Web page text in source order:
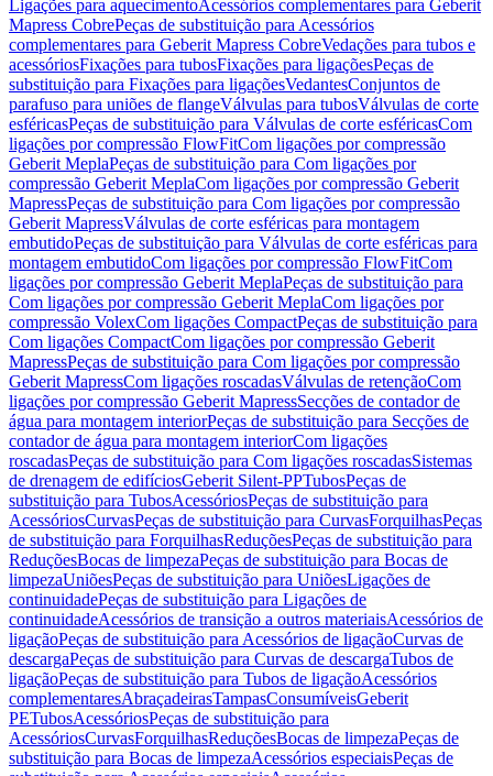
Ligações para aquecimentoAcessórios complementares para Geberit
Mapress CobrePeças de substituição para Acessórios
complementares para Geberit Mapress CobreVedações para tubos e
acessóriosFixações para tubosFixações para ligaçõesPeças de
substituição para Fixações para ligaçõesVedantesConjuntos de
parafuso para uniões de flangeVálvulas para tubosVálvulas de corte
esféricasPeças de substituição para Válvulas de corte esféricasCom
ligações por compressão FlowFitCom ligações por compressão
Geberit MeplaPeças de substituição para Com ligações por
compressão Geberit MeplaCom ligações por compressão Geberit
MapressPeças de substituição para Com ligações por compressão
Geberit MapressVálvulas de corte esféricas para montagem
embutidoPeças de substituição para Válvulas de corte esféricas para
montagem embutidoCom ligações por compressão FlowFitCom
ligações por compressão Geberit MeplaPeças de substituição para
Com ligações por compressão Geberit MeplaCom ligações por
compressão VolexCom ligações CompactPeças de substituição para
Com ligações CompactCom ligações por compressão Geberit
MapressPeças de substituição para Com ligações por compressão
Geberit MapressCom ligações roscadasVálvulas de retençãoCom
ligações por compressão Geberit MapressSecções de contador de
água para montagem interiorPeças de substituição para Secções de
contador de água para montagem interiorCom ligações
roscadasPeças de substituição para Com ligações roscadasSistemas
de drenagem de edifíciosGeberit Silent-PPTubosPeças de
substituição para TubosAcessóriosPeças de substituição para
AcessóriosCurvasPeças de substituição para CurvasForquilhasPeças
de substituição para ForquilhasReduçõesPeças de substituição para
ReduçõesBocas de limpezaPeças de substituição para Bocas de
limpezaUniõesPeças de substituição para UniõesLigações de
continuidadePeças de substituição para Ligações de
continuidadeAcessórios de transição a outros materiaisAcessórios de
ligaçãoPeças de substituição para Acessórios de ligaçãoCurvas de
descargaPeças de substituição para Curvas de descargaTubos de
ligaçãoPeças de substituição para Tubos de ligaçãoAcessórios
complementaresAbraçadeirasTampasConsumíveisGeberit
PETubosAcessóriosPeças de substituição para
AcessóriosCurvasForquilhasReduçõesBocas de limpezaPeças de
substituição para Bocas de limpezaAcessórios especiaisPeças de